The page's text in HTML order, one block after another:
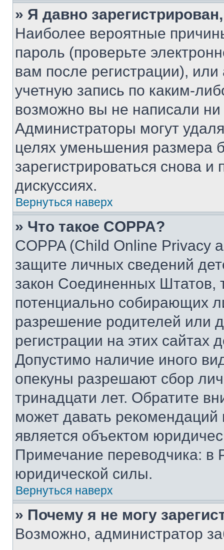
» Я давно
Наиболее вероятные
пароль (проверьте
вам после регистрации),
учетную запись по каким-
возможно вы не написали
Администраторы могут
целях уменьшения размера
зарегистрироваться снова и
дискуссиях.
Вернуться наверх
» Что такое COPPA?
COPPA (Child Online Privacy
защите личных сведений
закон Соединенных Штатов,
потенциально собирающих
разрешение родителей или
регистрации на этих сайтах
Допустимо наличие иного
опекуны разрешают сбор
тринадцати лет. Обратите
может давать
является объектом
Примечание переводчика: в
юридической силы.
Вернуться наверх
» Почему я не могу
Возможно, администратор